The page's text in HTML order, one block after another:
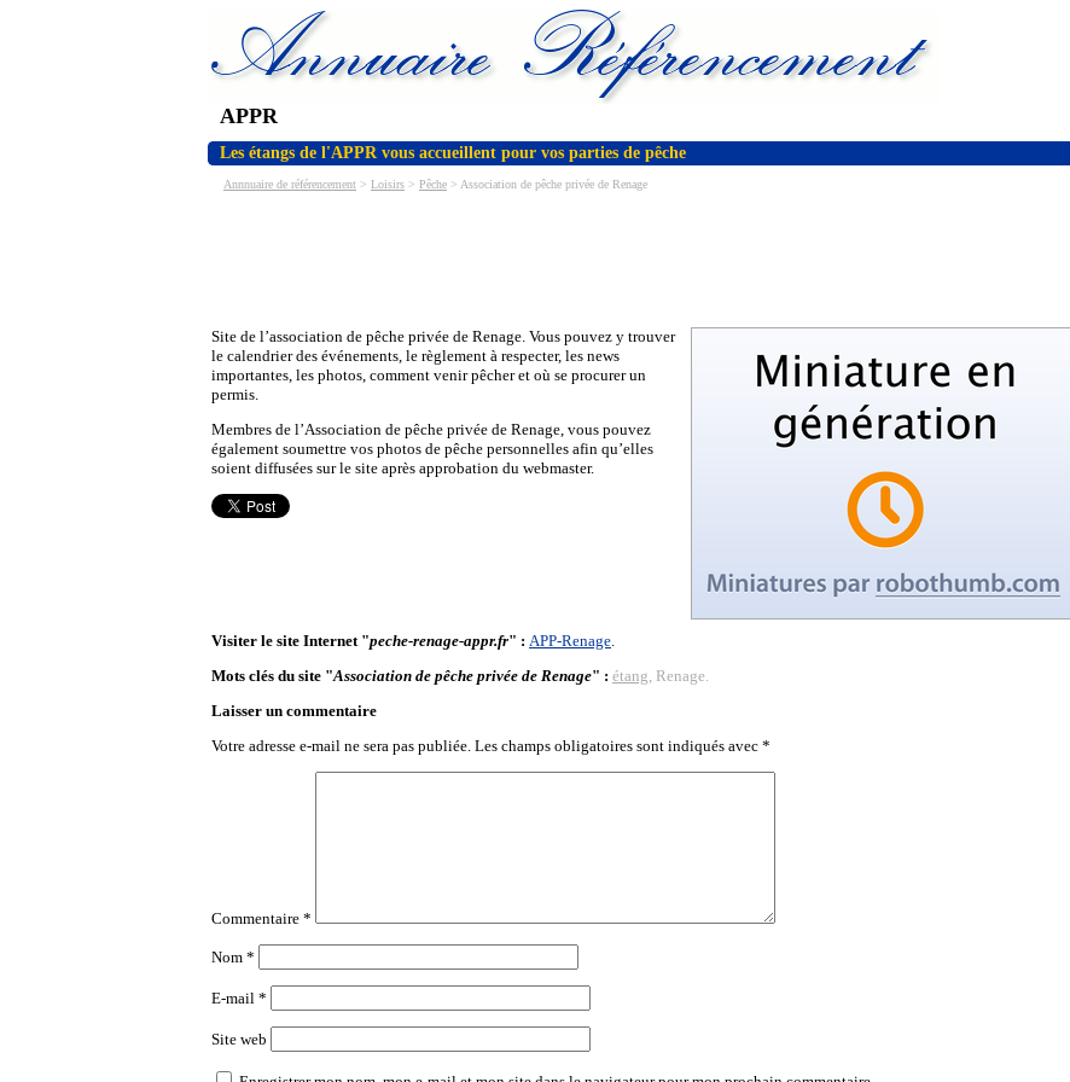
APPR
Les étangs de l'APPR vous accueillent pour vos parties de pêche
Annnuaire de référencement > Loisirs > Pêche > Association de pêche privée de Renage
Site de l’association de pêche privée de Renage. Vous pouvez y trouver
le calendrier des événements, le règlement à respecter, les news
importantes, les photos, comment venir pêcher et où se procurer un
permis.
Membres de l’Association de pêche privée de Renage, vous pouvez
également soumettre vos photos de pêche personnelles afin qu’elles
soient diffusées sur le site après approbation du webmaster.
Visiter le site Internet "peche-renage-appr.fr" : APP-Renage.
Mots clés du site "Association de pêche privée de Renage" : étang, Renage.
Laisser un commentaire
Votre adresse e-mail ne sera pas publiée. Les champs obligatoires sont indiqués avec *
Commentaire *
Nom *
E-mail *
Site web